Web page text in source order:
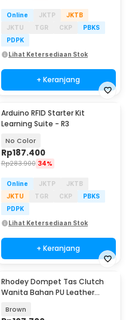
Online JKTP
JKTB
JKTU
TGR CKP
PBKS
PDPK
Lihat Ketersediaan Stok
+ Keranjang
Arduino RFID Starter Kit
Learning Suite - R3
No Color
Rp187.400
Rp283.900 34%
Online JKTP
JKTB
JKTU
TGR CKP
PBKS
PDPK
Lihat Ketersediaan Stok
+ Keranjang
Rhodey Dompet Tas Clutch
Wanita Bahan PU Leather
Brown